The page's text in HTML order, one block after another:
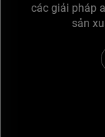
các giải pháp
sản